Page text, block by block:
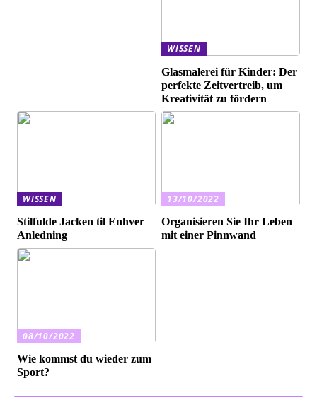
WISSEN
Glasmalerei für Kinder: Der
perfekte Zeitvertreib, um
Kreativität zu fördern
WISSEN
Stilfulde Jacken til Enhver
Anledning
13/10/2022
Organisieren Sie Ihr Leben
mit einer Pinnwand
08/10/2022
Wie kommst du wieder zum
Sport?